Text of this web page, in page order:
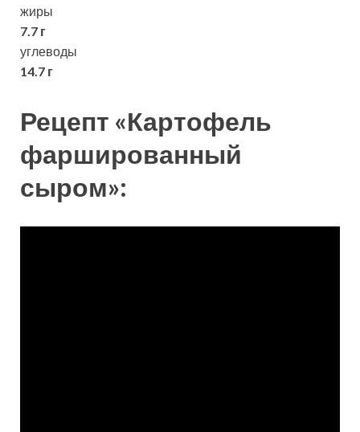
жиры
7.7 г
углеводы
14.7 г
Рецепт «Картофель
фаршированный
сыром»: